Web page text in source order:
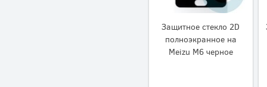
Защитное стекло 2D
полноэкранное на
Meizu M6 черное